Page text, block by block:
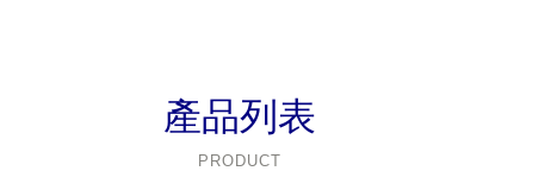
產品列表
PRODUCT